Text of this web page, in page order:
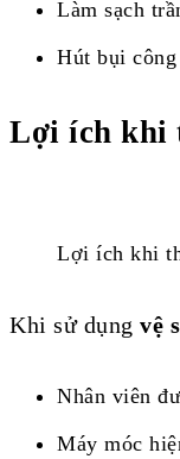
Làm sạch
Hút bụi
Lợi ích khi
Lợi ích khi
Khi sử dụng vệ
Nhân viên
Máy móc